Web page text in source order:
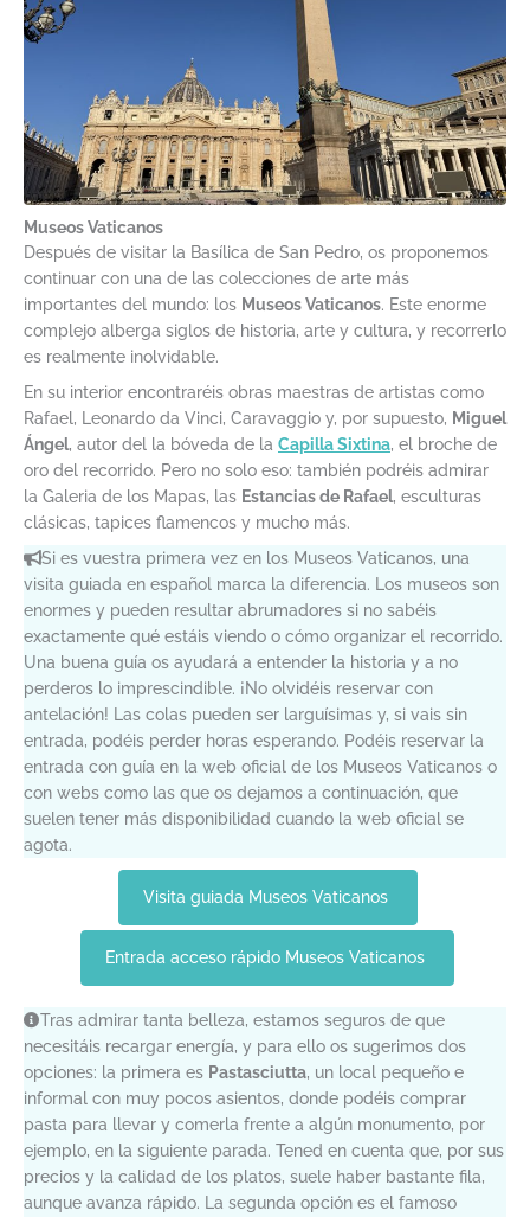
Museos Vaticanos
Después de visitar la Basílica de San Pedro, os proponemos
continuar con una de las colecciones de arte más
importantes del mundo: los Museos Vaticanos. Este enorme
complejo alberga siglos de historia, arte y cultura, y recorrerlo
es realmente inolvidable.
En su interior encontraréis obras maestras de artistas como
Rafael, Leonardo da Vinci, Caravaggio y, por supuesto, Miguel
Ángel, autor del la bóveda de la Capilla Sixtina, el broche de
oro del recorrido. Pero no solo eso: también podréis admirar
la Galeria de los Mapas, las Estancias de Rafael, esculturas
clásicas, tapices flamencos y mucho más.
Si es vuestra primera vez en los Museos Vaticanos, una
visita guiada en español marca la diferencia. Los museos son
enormes y pueden resultar abrumadores si no sabéis
exactamente qué estáis viendo o cómo organizar el recorrido.
Una buena guía os ayudará a entender la historia y a no
perderos lo imprescindible. ¡No olvidéis reservar con
antelación! Las colas pueden ser larguísimas y, si vais sin
entrada, podéis perder horas esperando. Podéis reservar la
entrada con guía en la web oficial de los Museos Vaticanos o
con webs como las que os dejamos a continuación, que
suelen tener más disponibilidad cuando la web oficial se
agota.
Visita guiada Museos Vaticanos
Entrada acceso rápido Museos Vaticanos
Tras admirar tanta belleza, estamos seguros de que
necesitáis recargar energía, y para ello os sugerimos dos
opciones: la primera es Pastasciutta, un local pequeño e
informal con muy pocos asientos, donde podéis comprar
pasta para llevar y comerla frente a algún monumento, por
ejemplo, en la siguiente parada. Tened en cuenta que, por sus
precios y la calidad de los platos, suele haber bastante fila,
aunque avanza rápido. La segunda opción es el famoso